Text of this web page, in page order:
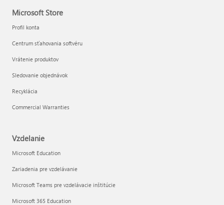
Microsoft Store
Profil konta
Centrum sťahovania softvéru
Vrátenie produktov
Sledovanie objednávok
Recyklácia
Commercial Warranties
Vzdelanie
Microsoft Education
Zariadenia pre vzdelávanie
Microsoft Teams pre vzdelávacie inštitúcie
Microsoft 365 Education